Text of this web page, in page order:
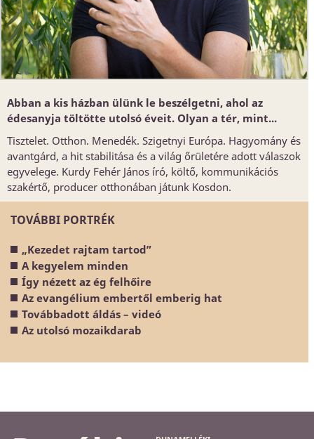
Abban a kis házban ülünk le beszélgetni, ahol az
édesanyja töltötte utolsó éveit. Olyan a tér, mint...
Tisztelet. Otthon. Menedék. Szigetnyi Európa. Hagyomány és
avantgárd, a hit stabilitása és a világ őrületére adott válaszok
egyvelege. Kurdy Fehér János író, költő, kommunikációs
szakértő, producer otthonában játunk Kosdon.
TOVÁBBI PORTRÉK
„Kezedet rajtam tartod”
A kegyelem minden
Így nézett az ég felhőire
Az evangélium embertől emberig hat
Továbbadott áldás – videó
Az utolsó mozaikdarab